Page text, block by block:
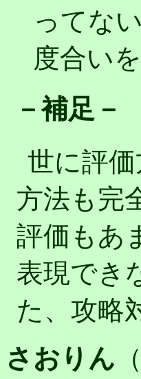
ってな
度合い
－補足－
世に評
方法も完
評価もあ
表現でき
た、攻略
さおりん